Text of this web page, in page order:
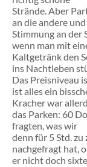
Strände. Aber
an die andere
Stimmung an der
wenn man mit
Kaltgetränk den
ins Nachtleben
Das Preisniveau
ist alles ein
Kracher war
das Parken: 60
fragten, was wir
denn für 5 Std.
nachgefragt hat,
er nicht doch